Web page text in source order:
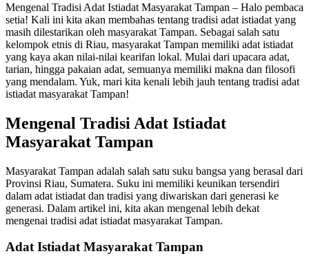
Mengenal Tradisi Adat Istiadat Masyarakat Tampan – Halo pembaca
setia! Kali ini kita akan membahas tentang tradisi adat istiadat yang
masih dilestarikan oleh masyarakat Tampan. Sebagai salah satu
kelompok etnis di Riau, masyarakat Tampan memiliki adat istiadat
yang kaya akan nilai-nilai kearifan lokal. Mulai dari upacara adat,
tarian, hingga pakaian adat, semuanya memiliki makna dan filosofi
yang mendalam. Yuk, mari kita kenali lebih jauh tentang tradisi adat
istiadat masyarakat Tampan!
Mengenal Tradisi Adat Istiadat
Masyarakat Tampan
Masyarakat Tampan adalah salah satu suku bangsa yang berasal dari
Provinsi Riau, Sumatera. Suku ini memiliki keunikan tersendiri
dalam adat istiadat dan tradisi yang diwariskan dari generasi ke
generasi. Dalam artikel ini, kita akan mengenal lebih dekat
mengenai tradisi adat istiadat masyarakat Tampan.
Adat Istiadat Masyarakat Tampan